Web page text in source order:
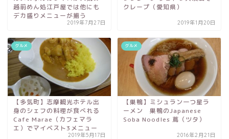
越前めん処江戸屋では他にも
デカ盛りメニューが揃う
2019年7月27日
クレープ（愛知県）
2019年1月20日
グルメ
【多気町】志摩観光ホテル出
身のシェフの料理が食べれる
Cafe Marae（カフェマラ
エ）でマイベスト3メニュー
2019年5月17日
グルメ
【巣鴨】ミシュラン一つ星ラ
ーメン 巣鴨のJapanese
Soba Noodles 蔦（ツタ）
2016年2月21日